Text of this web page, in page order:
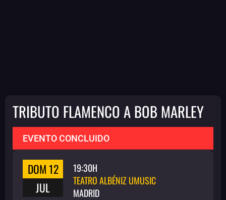
TRIBUTO FLAMENCO A BOB MARLEY
EVENTO CONCLUIDO
DOM 12
JUL
19:30H
TEATRO ALBÉNIZ UMUSIC
MADRID